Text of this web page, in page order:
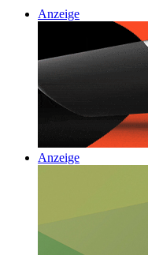
Anzeige
Anzeige